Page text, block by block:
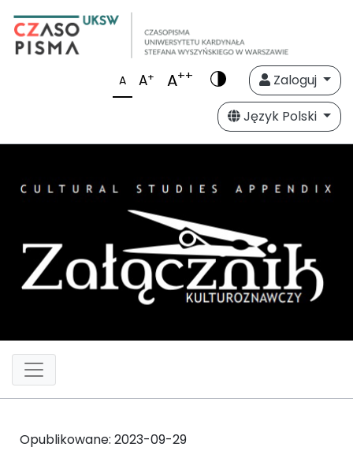
A A+ A++
Zaloguj
Język Polski
Opublikowane: 2023-09-29